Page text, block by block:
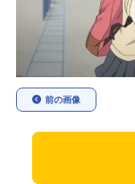
アニメ映画一覧
今期アニメ曜日別一覧
春アニメ
秋アニメ
前の画像